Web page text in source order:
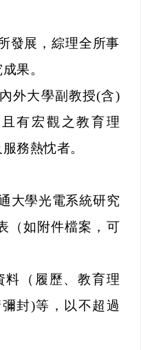
發展，綜理全所事
果。
外大學副教授(含)
有宏觀之教育理
務熱忱者。
大學光電系統研究
（如附件檔案，可
料（履歷、教育理
封)等，以不超過